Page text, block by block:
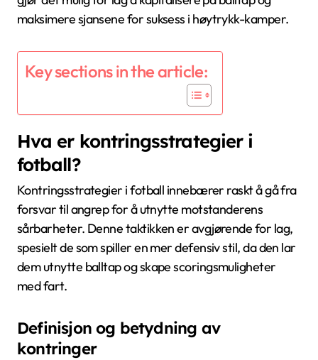
maksimere sjansene for suksess i høytrykk-kamper.
Key sections in the article:
Hva er kontringsstrategier i
fotball?
Kontringsstrategier i fotball innebærer raskt å gå fra
forsvar til angrep for å utnytte motstanderens
sårbarheter. Denne taktikken er avgjørende for lag,
spesielt de som spiller en mer defensiv stil, da den lar
dem utnytte balltap og skape scoringsmuligheter
med fart.
Definisjon og betydning av
kontringer